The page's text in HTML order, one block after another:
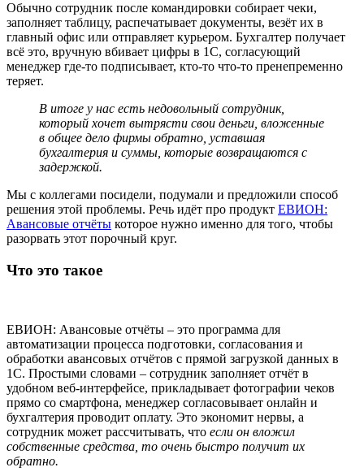
Обычно сотрудник после командировки собирает чеки,
заполняет таблицу, распечатывает документы, везёт их в
главный офис или отправляет курьером. Бухгалтер получает
всё это, вручную вбивает цифры в 1С, согласующий
менеджер где-то подписывает, кто-то что-то пренепременно
теряет.
В итоге у нас есть недовольный сотрудник,
который хочет вытрясти свои деньги, вложенные
в общее дело фирмы обратно, уставшая
бухгалтерия и суммы, которые возвращаются с
задержкой.
Мы с коллегами посидели, подумали и предложили способ
решения этой проблемы. Речь идёт про продукт ЕВИОН:
Авансовые отчёты которое нужно именно для того, чтобы
разорвать этот порочный круг.
Что это такое
ЕВИОН: Авансовые отчёты – это программа для
автоматизации процесса подготовки, согласования и
обработки авансовых отчётов с прямой загрузкой данных в
1С. Простыми словами – сотрудник заполняет отчёт в
удобном веб-интерфейсе, прикладывает фотографии чеков
прямо со смартфона, менеджер согласовывает онлайн и
бухгалтерия проводит оплату. Это экономит нервы, а
сотрудник может рассчитывать, что если он вложил
собственные средства, то очень быстро получит их
обратно.